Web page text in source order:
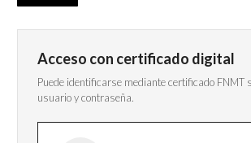
Acceso con certificado digital
Puede identificarse mediante certificado FNMT
usuario y contraseña.